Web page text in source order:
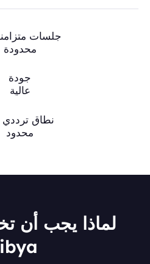
جلسات
محدودة
جودة
عالية
نطاق ترددي
محدود
لماذا يجب أن